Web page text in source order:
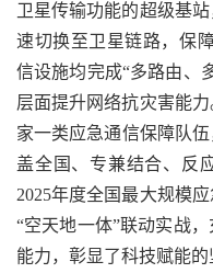
卫星传输功能的超级基
速切换至卫星链路，保
信设施均完成“多路由、
层面提升网络抗灾害能
家一类应急通信保障队
盖全国、专兼结合、反
2025年度全国最大规模
“空天地一体”联动实战
能力，彰显了科技赋能的